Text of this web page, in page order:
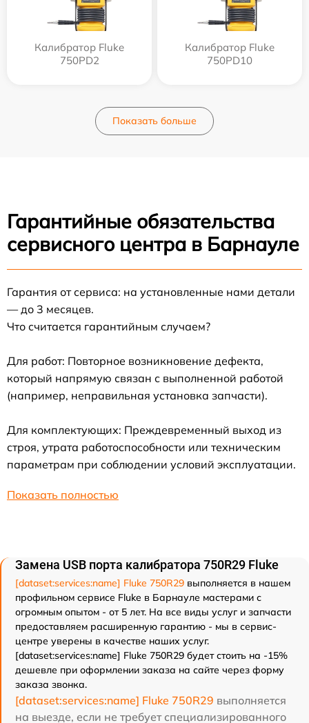
Калибратор Fluke
750PD2
Калибратор Fluke
750PD10
Показать больше
Гарантийные обязательства
сервисного центра в Барнауле
Гарантия от сервиса: на установленные нами детали
— до 3 месяцев.
Что считается гарантийным случаем?
Для работ: Повторное возникновение дефекта,
который напрямую связан с выполненной работой
(например, неправильная установка запчасти).
Для комплектующих: Преждевременный выход из
строя, утрата работоспособности или техническим
параметрам при соблюдении условий эксплуатации.
Показать полностью
Замена USB порта калибратора 750R29 Fluke
[dataset:services:name] Fluke 750R29 выполняется в нашем
профильном сервисе Fluke в Барнауле мастерами с
огромным опытом - от 5 лет. На все виды услуг и запчасти
предоставляем расширенную гарантию - мы в сервис-
центре уверены в качестве наших услуг.
[dataset:services:name] Fluke 750R29 будет стоить на -15%
дешевле при оформлении заказа на сайте через форму
заказа звонка.
[dataset:services:name] Fluke 750R29 выполняется
на выезде, если не требует специализированного